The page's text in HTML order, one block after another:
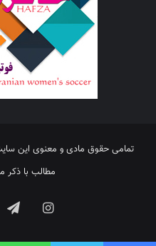
تمامی حقوق مادی و معنوی این
مطالب با ذکر
اینستاگرام